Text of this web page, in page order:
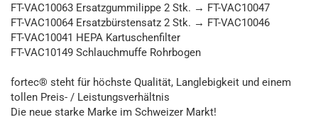
FT-VAC10063 Ersatzgummilippe 2 Stk. → FT-VAC10047
FT-VAC10064 Ersatzbürstensatz 2 Stk. → FT-VAC10046
FT-VAC10041 HEPA Kartuschenfilter
FT-VAC10149 Schlauchmuffe Rohrbogen
fortec® steht für höchste Qualität, Langlebigkeit und einem
tollen Preis- / Leistungsverhältnis
Die neue starke Marke im Schweizer Markt!